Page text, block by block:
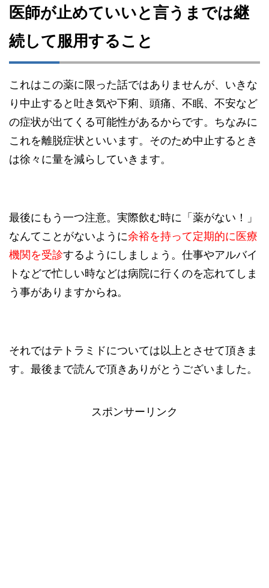
医師が止めていいと言うまでは継
続して服用すること
これはこの薬に限った話ではありませんが、いきな
り中止すると吐き気や下痢、頭痛、不眠、不安など
の症状が出てくる可能性があるからです。ちなみに
これを離脱症状といいます。そのため中止するとき
は徐々に量を減らしていきます。
最後にもう一つ注意。実際飲む時に「薬がない！」
なんてことがないように余裕を持って定期的に医療
機関を受診するようにしましょう。仕事やアルバイ
トなどで忙しい時などは病院に行くのを忘れてしま
う事がありますからね。
それではテトラミドについては以上とさせて頂きま
す。最後まで読んで頂きありがとうございました。
スポンサーリンク